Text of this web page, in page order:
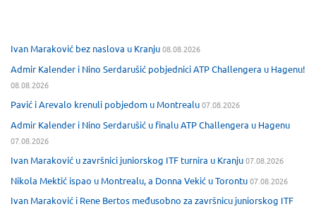
Ivan Maraković bez naslova u Kranju08.08.2026
Admir Kalender i Nino Serdarušić pobjednici ATP Challengera u Hagenu!
08.08.2026
Pavić i Arevalo krenuli pobjedom u Montrealu07.08.2026
Admir Kalender i Nino Serdarušić u finalu ATP Challengera u Hagenu
07.08.2026
Ivan Maraković u završnici juniorskog ITF turnira u Kranju07.08.2026
Nikola Mektić ispao u Montrealu, a Donna Vekić u Torontu07.08.2026
Ivan Maraković i Rene Bertos međusobno za završnicu juniorskog ITF